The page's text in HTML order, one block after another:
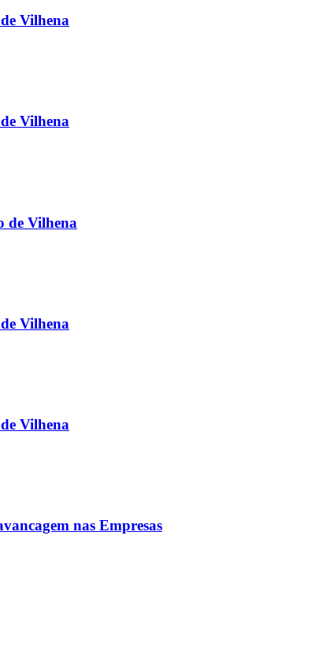
Vilhena
Vilhena
de Vilhena
Vilhena
Vilhena
nas Empresas